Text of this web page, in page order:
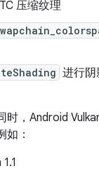
压缩纹理
进行
时，Android
如：